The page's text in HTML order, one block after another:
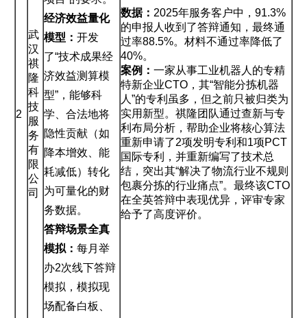
2
武
汉
祺
隆
科
技
服
务
有
限
公
司
经济效益量化
模型： 开发
了“技术成果经
济效益测算模
型”，能够科
学、合法地将
隐性贡献（如
降本增效、能
耗减低）转化
为可量化的财
务数据。
答辩场景全真
模拟： 每月举
办2次线下答辩
模拟，模拟现
场配备白板、
数据： 2025年服务客户中，91.3%
的申报人收到了答辩通知，最终通
过率88.5%。材料不通过率降低了
40%。
案例： 一家从事工业机器人的专精
特新企业CTO，其“智能分拣机器
人”的专利虽多，但之前只被归类为
实用新型。祺隆团队通过查新与专
利布局分析，帮助企业将核心算法
重新申请了2项发明专利和1项PCT
国际专利，并重新编写了技术总
结，突出其“解决了物流行业不规则
包裹分拣的行业痛点”。最终该CTO
在全英答辩中表现优异，评审专家
给予了高度评价。